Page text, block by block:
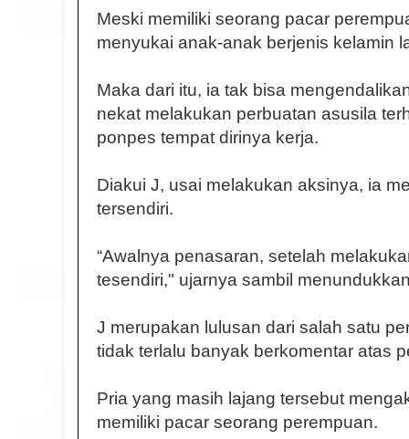
Meski memiliki seorang pacar
menyukai anak-anak berjenis kelamin
Maka dari itu, ia tak bisa
nekat melakukan perbuatan asusila
ponpes tempat dirinya kerja.
Diakui J, usai melakukan aksinya, ia
tersendiri.
“Awalnya penasaran, setelah
tesendiri," ujarnya sambil
J merupakan lulusan dari salah satu
tidak terlalu banyak berkomentar atas
Pria yang masih lajang tersebut
memiliki pacar seorang perempuan.